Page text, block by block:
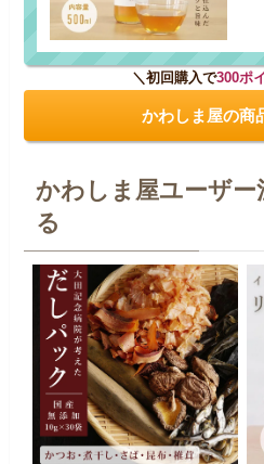
＼初回購入で300ポ
かわしま屋の商
かわしま屋ユーザー
る